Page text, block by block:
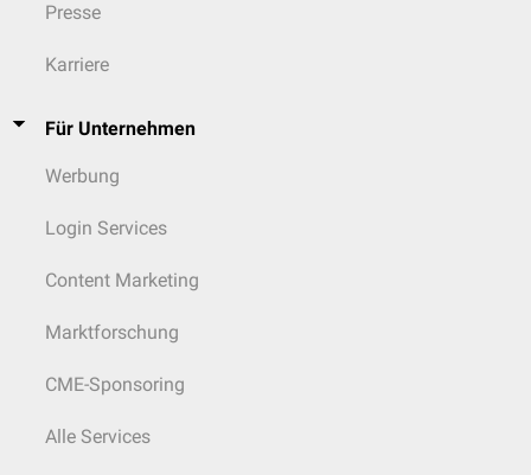
Presse
Karriere
Für Unternehmen
Werbung
Login Services
Content Marketing
Marktforschung
CME-Sponsoring
Alle Services